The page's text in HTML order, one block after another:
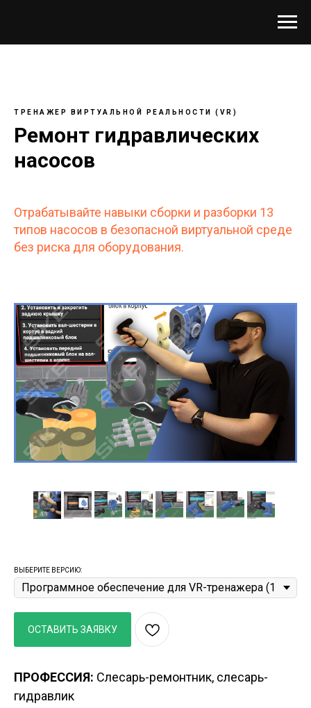
ТРЕНАЖЕР ВИРТУАЛЬНОЙ РЕАЛЬНОСТИ (VR)
Ремонт гидравлических
насосов
Отрабатывайте навыки сборки и разборки 13
типов насосов в безопасной виртуальной среде
без риска для оборудования.
ВЫБЕРИТЕ ВЕРСИЮ:
ОСТАВИТЬ ЗАЯВКУ
ПРОФЕССИЯ: Слесарь-ремонтник, слесарь-
гидравлик